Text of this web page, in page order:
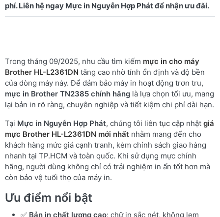
Trong tháng 09/2025, nhu cầu tìm kiếm mực in cho máy
Brother HL-L2361DN tăng cao nhờ tính ổn định và độ bền
của dòng máy này. Để đảm bảo máy in hoạt động trơn tru,
mực in Brother TN2385 chính hãng là lựa chọn tối ưu, mang
lại bản in rõ ràng, chuyên nghiệp và tiết kiệm chi phí dài hạn.
Tại Mực in Nguyễn Hợp Phát, chúng tôi liên tục cập nhật giá
mực Brother HL-L2361DN mới nhất nhằm mang đến cho
khách hàng mức giá cạnh tranh, kèm chính sách giao hàng
nhanh tại TP.HCM và toàn quốc. Khi sử dụng mực chính
hãng, người dùng không chỉ có trải nghiệm in ấn tốt hơn mà
còn bảo vệ tuổi thọ của máy in.
Ưu điểm nổi bật
✅ Bản in chất lượng cao: chữ in sắc nét, không lem